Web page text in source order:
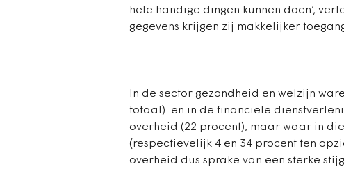
hele handige dingen kunnen doen’,
gegevens krijgen zij makkelijker
In de sector gezondheid en welzijn
totaal) en in de financiële
overheid (22 procent), maar waar in
(respectievelijk 4 en 34 procent ten
overheid dus sprake van een sterke